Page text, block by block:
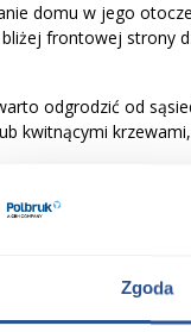
Zgoda
domu w jego
frontowej strony
odgrodzić od
kwitnącymi
jest zlokalizować
i skłania do większej
unikać wysokich